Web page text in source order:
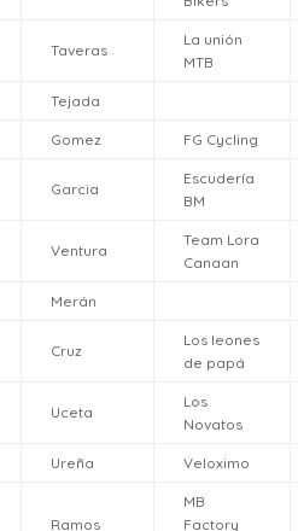
Taveras
La unión
MTB
Tejada
Gomez FG Cycling
Garcia
Escudería
BM
Ventura
Team Lora
Canaan
Merán
Cruz
Los leones
de papá
Uceta
Los
Novatos
Ureña Veloximo
Ramos
MB
Factory